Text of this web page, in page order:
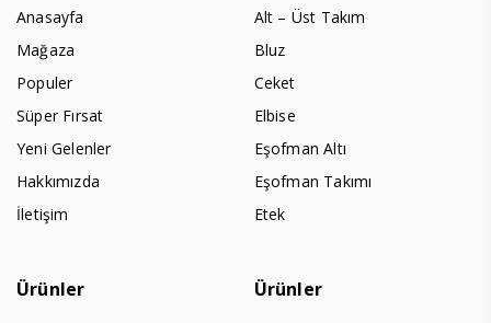
Anasayfa
Mağaza
Populer
Süper Fırsat
Yeni Gelenler
Hakkımızda
İletişim
Alt – Üst Takım
Bluz
Ceket
Elbise
Eşofman Altı
Eşofman Takımı
Etek
Ürünler Ürünler